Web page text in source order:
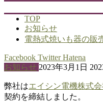
TOP
お知らせ
電熱式焼いも器の販
Facebook TwitterHatena
お知らせ 2023年3月1日
弊社はエイシン電機株式会
契約を締結しました。